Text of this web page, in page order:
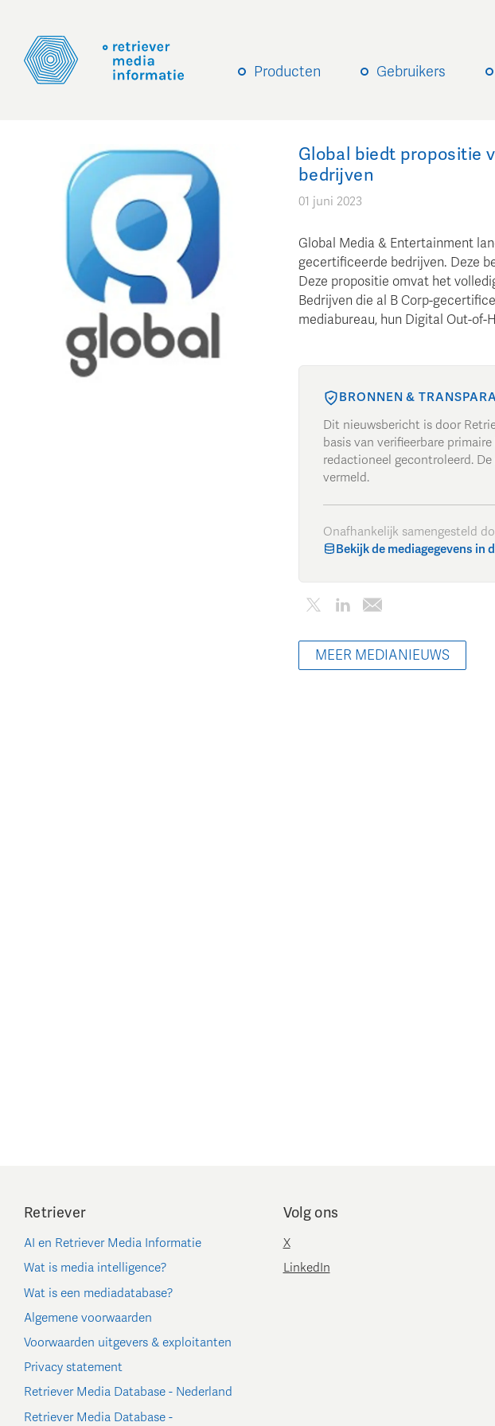
Producten Gebruikers
Global biedt propositie
bedrijven
01 juni 2023
Global Media & Entertainment
gecertificeerde bedrijven. Deze
Deze propositie omvat het
Bedrijven die al B Corp-
mediabureau, hun Digital Out-of-
BRONNEN &
Dit nieuwsbericht is door
basis van verifieerbare
redactioneel gecontroleerd.
vermeld.
Onafhankelijk samengesteld
Bekijk de mediagegevens in
MEER MEDIANIEUWS
Retriever
AI en Retriever Media Informatie
Wat is media intelligence?
Wat is een mediadatabase?
Algemene voorwaarden
Voorwaarden uitgevers & exploitanten
Privacy statement
Retriever Media Database - Nederland
Retriever Media Database -
Volg ons
X
LinkedIn